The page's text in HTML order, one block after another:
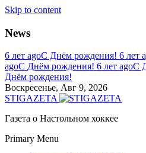
Skip to content
News
6 лет agoС Днём рождения! 6 лет
agoС Днём рождения! 6 лет agoС
Днём рождения!
Воскресенье, Авг 9, 2026
STIGAZETA
Газета о Настольном хоккее
Primary Menu